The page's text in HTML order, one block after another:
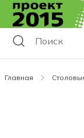
Главная